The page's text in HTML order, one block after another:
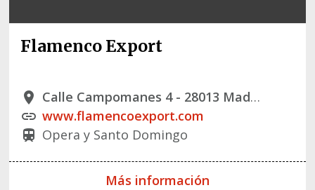
Flamenco Export
place
Calle Campomanes 4 - 28013 Madrid
link www.flamencoexport.com
train Opera y Santo Domingo
Más información